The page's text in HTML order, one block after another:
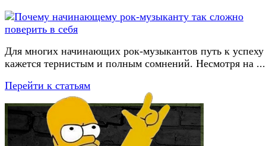
Для многих начинающих рок-музыкантов путь к успеху
кажется тернистым и полным сомнений. Несмотря на ...
Перейти к статьям